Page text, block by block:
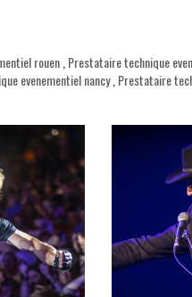
rouen, Prestataire technique
evenementiel nancy, Prestataire